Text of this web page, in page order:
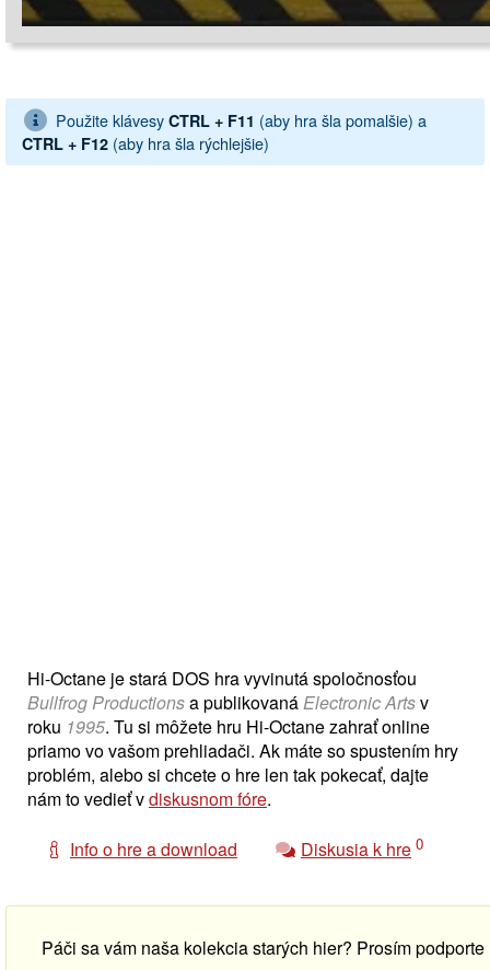
Použite klávesy CTRL + F11 (aby hra šla pomalšie) a
CTRL + F12 (aby hra šla rýchlejšie)
Hi-Octane je stará DOS hra vyvinutá spoločnosťou
Bullfrog Productionsa publikovanáElectronic Artsv
roku 1995. Tu si môžete hru Hi-Octane zahrať online
priamo vo vašom prehliadači. Ak máte so spustením hry
problém, alebo si chcete o hre len tak pokecať, dajte
nám to vedieť vdiskusnom fóre.
Info o hre a download Diskusia k hre 0
Páči sa vám naša kolekcia starých hier? Prosím